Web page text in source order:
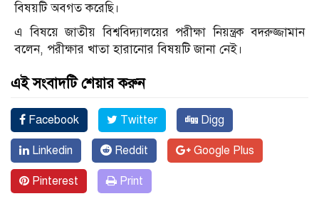
বিষয়টি অবগত করেছি।
এ বিষয়ে জাতীয় বিশ্ববিদ্যালয়ের পরীক্ষা নিয়ন্ত্রক বদরুজ্জামান
বলেন, পরীক্ষার খাতা হারানোর বিষয়টি জানা নেই।
এই সংবাদটি শেয়ার করুন
Facebook Twitter Digg
Linkedin Reddit Google Plus
Pinterest Print